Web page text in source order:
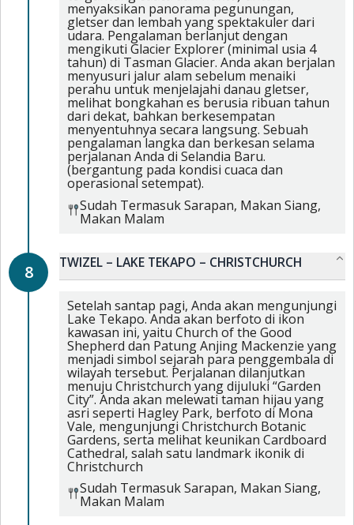
menyaksikan panorama pegunungan,
gletser dan lembah yang spektakuler dari
udara. Pengalaman berlanjut dengan
mengikuti Glacier Explorer (minimal usia 4
tahun) di Tasman Glacier. Anda akan berjalan
menyusuri jalur alam sebelum menaiki
perahu untuk menjelajahi danau gletser,
melihat bongkahan es berusia ribuan tahun
dari dekat, bahkan berkesempatan
menyentuhnya secara langsung. Sebuah
pengalaman langka dan berkesan selama
perjalanan Anda di Selandia Baru.
(bergantung pada kondisi cuaca dan
operasional setempat).
Sudah TermasukSarapan, Makan Siang,
Makan Malam
8 TWIZEL – LAKE TEKAPO – CHRISTCHURCH
Setelah santap pagi, Anda akan mengunjungi
Lake Tekapo. Anda akan berfoto di ikon
kawasan ini, yaitu Church of the Good
Shepherd dan Patung Anjing Mackenzie yang
menjadi simbol sejarah para penggembala di
wilayah tersebut. Perjalanan dilanjutkan
menuju Christchurch yang dijuluki “Garden
City”. Anda akan melewati taman hijau yang
asri seperti Hagley Park, berfoto di Mona
Vale, mengunjungi Christchurch Botanic
Gardens, serta melihat keunikan Cardboard
Cathedral, salah satu landmark ikonik di
Christchurch
Sudah TermasukSarapan, Makan Siang,
Makan Malam